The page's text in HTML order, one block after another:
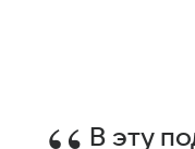
В эту